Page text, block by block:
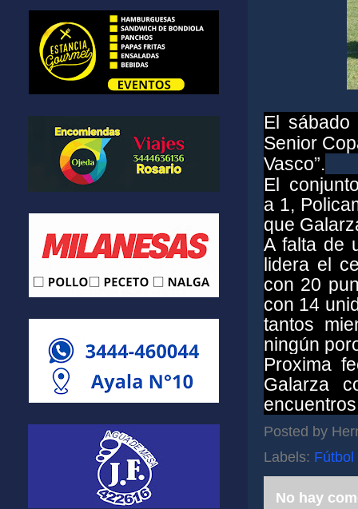
El
Senior
Vasco”.
El
a 1,
que
A falta de
lidera el
con 20
con 14
tantos
ningún
Proxima
Galarza
Posted by
Labels: Fútbol
No hay